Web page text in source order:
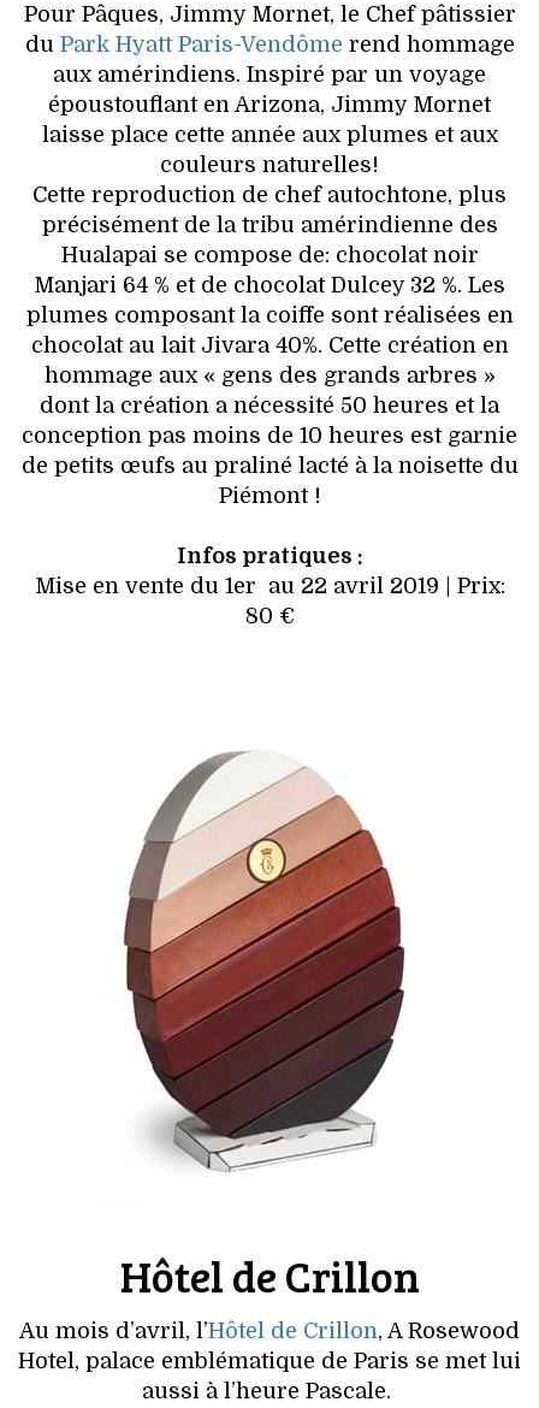
Pour Pâques, Jimmy Mornet, le Chef pâtissier
du Park Hyatt Paris-Vendôme rend hommage
aux amérindiens. Inspiré par un voyage
époustouflant en Arizona, Jimmy Mornet
laisse place cette année aux plumes et aux
couleurs naturelles!
Cette reproduction de chef autochtone, plus
précisément de la tribu amérindienne des
Hualapai se compose de: chocolat noir
Manjari 64 % et de chocolat Dulcey 32 %. Les
plumes composant la coiffe sont réalisées en
chocolat au lait Jivara 40%. Cette création en
hommage aux « gens des grands arbres »
dont la création a nécessité 50 heures et la
conception pas moins de 10 heures est garnie
de petits œufs au praliné lacté à la noisette du
Piémont !
Infos pratiques :
Mise en vente du 1er au 22 avril 2019 | Prix:
80 €
Hôtel de Crillon
Au mois d’avril, l’Hôtel de Crillon, A Rosewood
Hotel, palace emblématique de Paris se met lui
aussi à l’heure Pascale.